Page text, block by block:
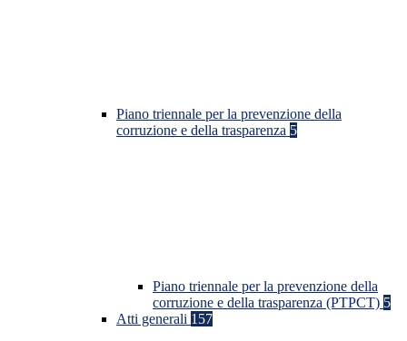
Piano triennale per la prevenzione della
corruzione e della trasparenza 5
Piano triennale per la prevenzione della
corruzione e della trasparenza (PTPCT) 5
Atti generali 157